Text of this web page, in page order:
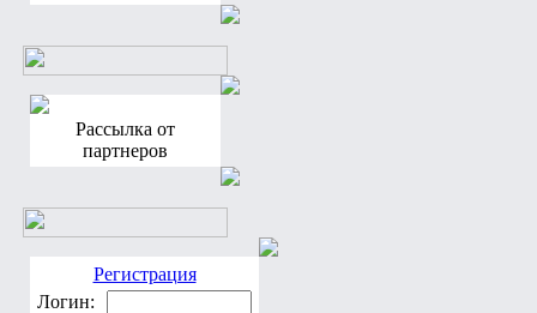
Рассылка от
партнеров
Регистрация
Логин: